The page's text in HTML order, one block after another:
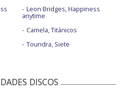
Leon Bridges, Happiness
anytime
Camela, Titánicos
Toundra, Siete
DISCOS